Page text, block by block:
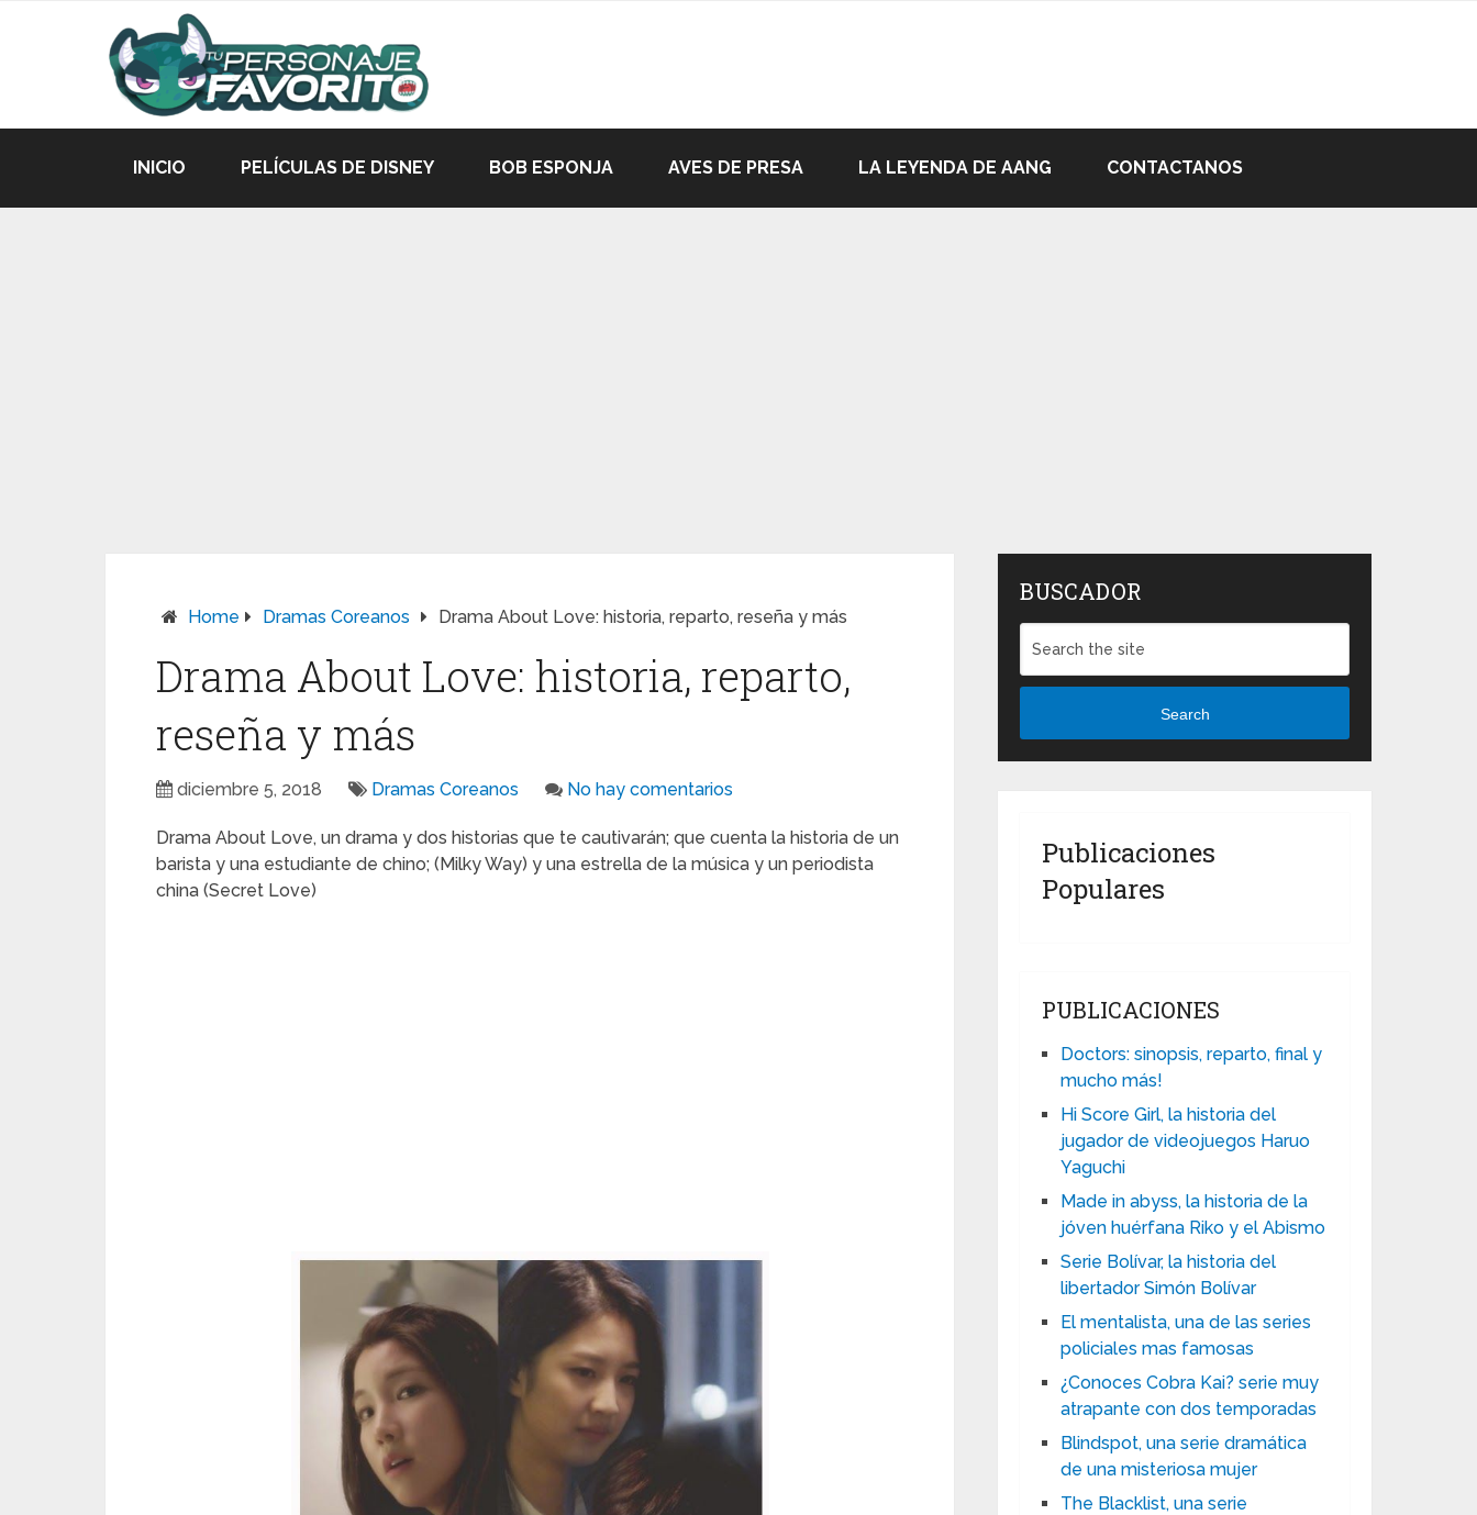
INICIO PELÍCULAS DE DISNEY BOB ESPONJA AVES DE PRESA LA LEYENDA DE AANG CONTACTANOS
Home Dramas Coreanos Drama About Love: historia, reparto, reseña y más
Drama About Love: historia, reparto,
reseña y más
diciembre 5, 2018 Dramas Coreanos No hay comentarios
Drama About Love, un drama y dos historias que te cautivarán; que cuenta la historia de un
barista y una estudiante de chino; (Milky Way) y una estrella de la música y un periodista
china (Secret Love)
BUSCADOR
Search
Publicaciones
Populares
PUBLICACIONES
Doctors: sinopsis, reparto, final y
mucho más!
Hi Score Girl, la historia del
jugador de videojuegos Haruo
Yaguchi
Made in abyss, la historia de la
jóven huérfana Riko y el Abismo
Serie Bolívar, la historia del
libertador Simón Bolívar
El mentalista, una de las series
policiales mas famosas
¿Conoces Cobra Kai? serie muy
atrapante con dos temporadas
Blindspot, una serie dramática
de una misteriosa mujer
The Blacklist, una serie